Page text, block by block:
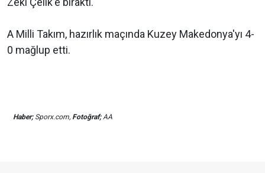
A Milli Takım, hazırlık maçında Kuzey Makedonya'yı 4-
0 mağlup etti.
Haber;Sporx.com, Fotoğraf;AA